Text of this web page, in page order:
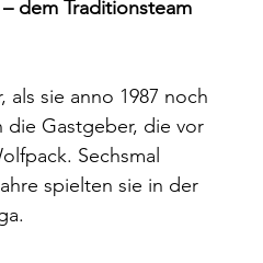
dem Traditionsteam
sie anno 1987 noch
die Gastgeber, die vor
Sechsmal
spielten sie in der